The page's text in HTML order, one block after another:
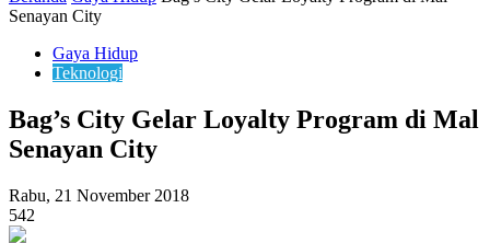
Senayan City
Gaya Hidup
Teknologi
Bag’s City Gelar Loyalty Program di Mal
Senayan City
Rabu, 21 November 2018
542